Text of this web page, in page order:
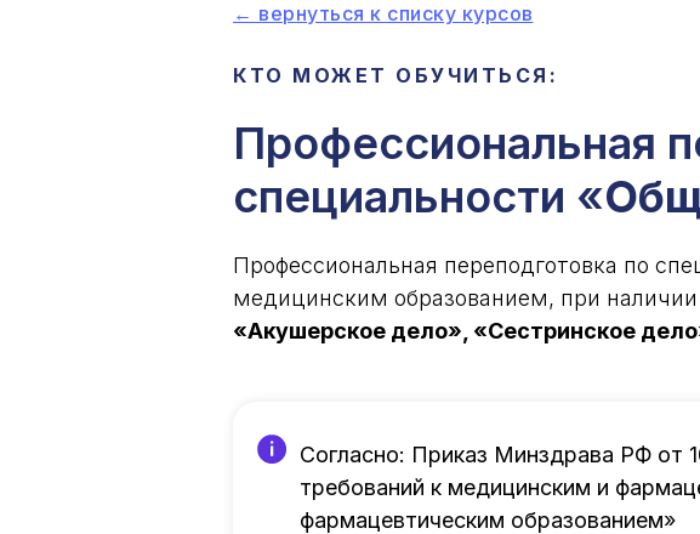
← вернуться к списку курсов
КТО МОЖЕТ ОБУЧИТЬСЯ:
Профессиональная
специальности «
Профессиональная переподготовка по
медицинским образованием, при
«Акушерское дело», «Сестринское
Согласно: Приказ Минздрава РФ от
требований к медицинским и
фармацевтическим образованием»